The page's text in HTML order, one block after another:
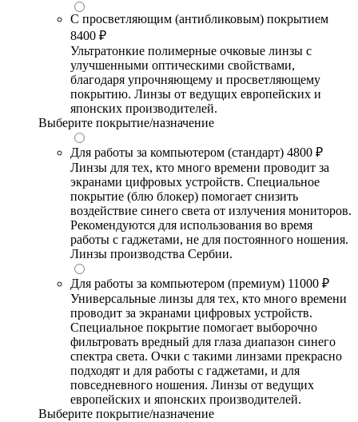
С просветляющим (антибликовым) покрытием
8400 ₽
Ультратонкие полимерные очковые линзы с
улучшенными оптическими свойствами,
благодаря упрочняющему и просветляющему
покрытию. Линзы от ведущих европейских и
японских производителей.
Выберите покрытие/назначение
Для работы за компьютером (стандарт) 4800 ₽
Линзы для тех, кто много времени проводит за
экранами цифровых устройств. Специальное
покрытие (блю блокер) помогает снизить
воздействие синего света от излучения мониторов.
Рекомендуются для использования во время
работы с гаджетами, не для постоянного ношения.
Линзы производства Сербии.
Для работы за компьютером (премиум) 11000 ₽
Универсальные линзы для тех, кто много времени
проводит за экранами цифровых устройств.
Специальное покрытие помогает выборочно
фильтровать вредный для глаза диапазон синего
спектра света. Очки с такими линзами прекрасно
подходят и для работы с гаджетами, и для
повседневного ношения. Линзы от ведущих
европейских и японских производителей.
Выберите покрытие/назначение